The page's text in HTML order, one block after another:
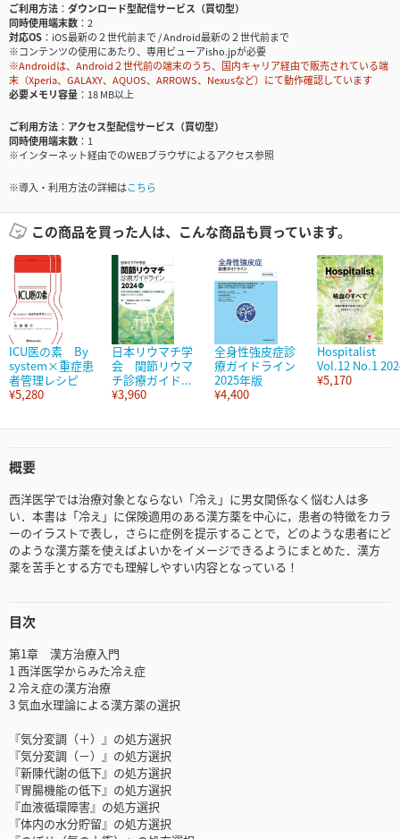
ご利用方法
ダウンロード型配信サービス（買切型）
同時使用端末数
2
対応OS
iOS最新の２世代前まで / Android最新の２世代前まで
※コンテンツの使用にあたり、専用ビューアisho.jpが必要
※Androidは、Android２世代前の端末のうち、国内キャリア経由で販売されている端
末（Xperia、GALAXY、AQUOS、ARROWS、Nexusなど）にて動作確認しています
必要メモリ容量
18 MB以上
ご利用方法
アクセス型配信サービス（買切型）
同時使用端末数
1
※インターネット経由でのWEBブラウザによるアクセス参照
※導入・利用方法の詳細はこちら
この商品を買った人は、こんな商品も買っています。
ICU医の素 By
system×重症患
者管理レシピ
¥5,280
日本リウマチ学
会 関節リウマ
チ診療ガイド...
¥3,960
全身性強皮症診
療ガイドライン
2025年版
¥4,400
Hospitalist
Vol.12 No.1
¥5,170
概要
西洋医学では治療対象とならない「冷え」に男女関係なく悩む人は多
い．本書は「冷え」に保険適用のある漢方薬を中心に，患者の特徴をカラ
ーのイラストで表し，さらに症例を提示することで，どのような患者にど
のような漢方薬を使えばよいかをイメージできるようにまとめた．漢方
薬を苦手とする方でも理解しやすい内容となっている！
目次
第1章 漢方治療入門
1 西洋医学からみた冷え症
2 冷え症の漢方治療
3 気血水理論による漢方薬の選択
『気分変調（＋）』の処方選択
『気分変調（－）』の処方選択
『新陳代謝の低下』の処方選択
『胃腸機能の低下』の処方選択
『血液循環障害』の処方選択
『体内の水分貯留』の処方選択